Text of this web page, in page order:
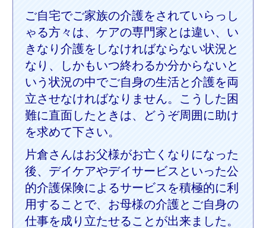
ご自宅でご家族の介護をされていらっし
ゃる方々は、ケアの専門家とは違い、い
きなり介護をしなければならない状況と
なり、しかもいつ終わるか分からないと
いう状況の中でご自身の生活と介護を両
立させなければなりません。こうした困
難に直面したときは、どうぞ周囲に助け
を求めて下さい。
片倉さんはお父様がお亡くなりになった
後、デイケアやデイサービスといった公
的介護保険によるサービスを積極的に利
用することで、お母様の介護とご自身の
仕事を成り立たせることが出来ました。